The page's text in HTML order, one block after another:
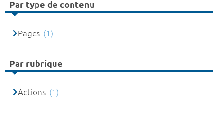
Par type de contenu
Pages (1)
Par rubrique
Actions (1)